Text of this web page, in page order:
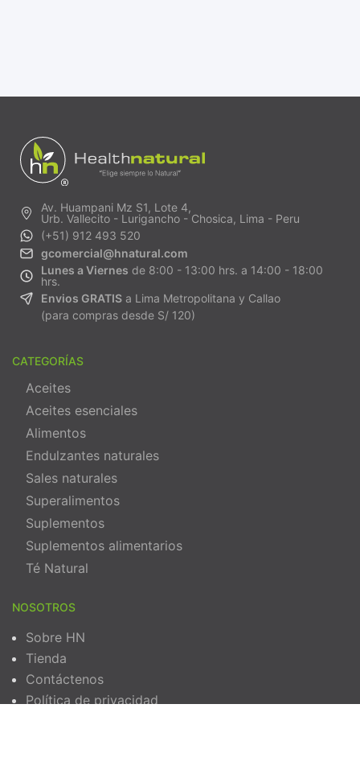
Av. Huampani Mz S1, Lote 4,
Urb. Vallecito - Lurigancho - Chosica, Lima - Peru
(+51) 912 493 520
gcomercial@hnatural.com
Lunes a Viernes de 8:00 - 13:00 hrs. a 14:00 - 18:00
hrs.
Envios GRATIS a Lima Metropolitana y Callao
(para compras desde S/ 120)
CATEGORÍAS
Aceites
Aceites esenciales
Alimentos
Endulzantes naturales
Sales naturales
Superalimentos
Suplementos
Suplementos alimentarios
Té Natural
NOSOTROS
Sobre HN
Tienda
Contáctenos
Política de privacidad